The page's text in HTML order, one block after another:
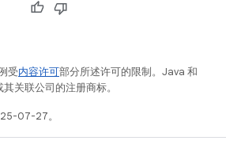
受内容许可部分所述许可的限制。Java 和
关联公司的注册商标。
07-27。